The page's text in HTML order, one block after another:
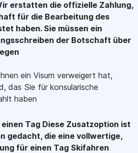
erstatten die offizielle Zahlung,
für die Bearbeitung des
haben. Sie müssen ein
der Botschaft über
ein Visum verweigert hat,
das Sie für konsularische
haben
Tag Diese Zusatzoption ist
gedacht, die eine vollwertige,
für einen Tag Skifahren